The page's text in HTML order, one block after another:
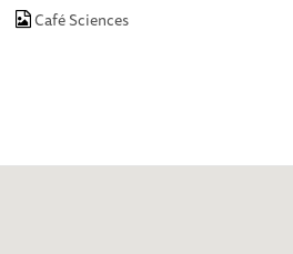
Café Sciences